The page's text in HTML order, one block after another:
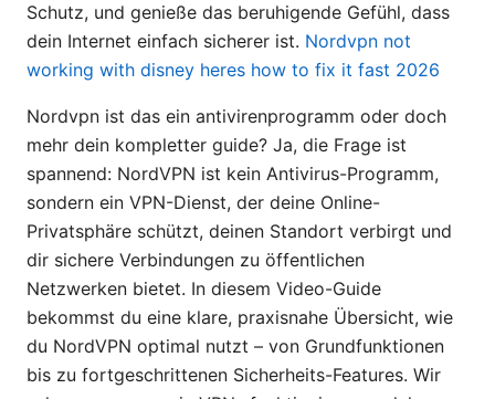
Schutz, und genieße das beruhigende Gefühl, dass
dein Internet einfach sicherer ist. Nordvpn not
working with disney heres how to fix it fast 2026
Nordvpn ist das ein antivirenprogramm oder doch
mehr dein kompletter guide? Ja, die Frage ist
spannend: NordVPN ist kein Antivirus-Programm,
sondern ein VPN-Dienst, der deine Online-
Privatsphäre schützt, deinen Standort verbirgt und
dir sichere Verbindungen zu öffentlichen
Netzwerken bietet. In diesem Video-Guide
bekommst du eine klare, praxisnahe Übersicht, wie
du NordVPN optimal nutzt – von Grundfunktionen
bis zu fortgeschrittenen Sicherheits-Features. Wir